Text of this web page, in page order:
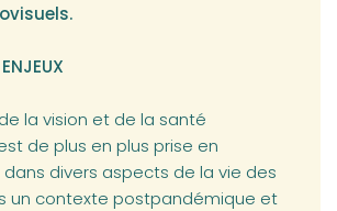
la vision et de la santé
de plus en plus prise en
divers aspects de la vie des
un contexte postpandémique et